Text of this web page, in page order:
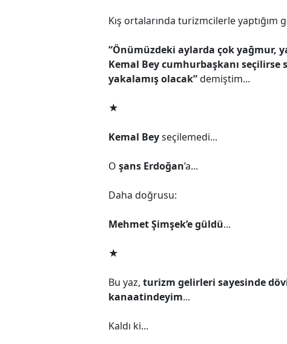
Kış ortalarında turizmcilerle yaptığım
“Önümüzdeki aylarda çok yağmur,
Kemal Bey cumhurbaşkanı
yakalamış olacak”demiştim...
★
Kemal Beyseçilemedi...
Oşans Erdoğan’a...
Daha doğrusu:
Mehmet Şimşek’e güldü...
★
Bu yaz,turizm gelirleri sayesinde
kanaatindeyim...
Kaldı ki...